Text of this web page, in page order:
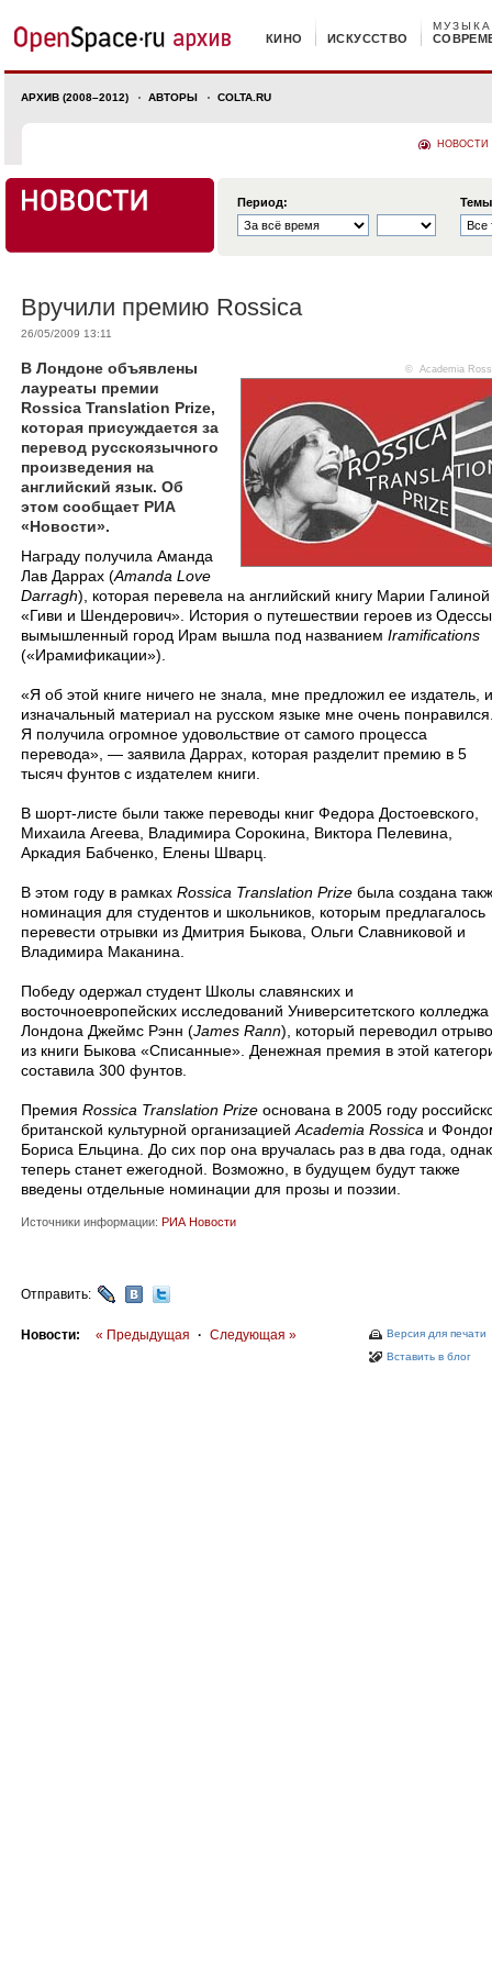
КИНО ИСКУССТВО
МУЗЫКА
АРХИВ (2008–2012) АВТОРЫ COLTA.RU
НОВОСТИ
Период:
Вручили премию Rossica
26/05/2009 13:11
© Academia
В Лондоне объявлены
лауреаты премии
Rossica Translation Prize,
которая присуждается за
перевод русскоязычного
произведения на
английский язык. Об
этом сообщает РИА
«Новости».
Награду получила Аманда
Лав Даррах (Amanda Love
Darragh), которая перевела на английский книгу Марии Галиной
«Гиви и Шендерович». История о путешествии героев из
вымышленный город Ирам вышла под названием Iramifications
(«Ирамификации»).
«Я об этой книге ничего не знала, мне предложил ее издатель, и
изначальный материал на русском языке мне очень
Я получила огромное удовольствие от самого процесса
перевода», — заявила Даррах, которая разделит премию в 5
тысяч фунтов с издателем книги.
В шорт-листе были также переводы книг Федора Достоевского,
Михаила Агеева, Владимира Сорокина, Виктора Пелевина,
Аркадия Бабченко, Елены Шварц.
В этом году в рамках Rossica Translation Prize была создана
номинация для студентов и школьников, которым предлагалось
перевести отрывки из Дмитрия Быкова, Ольги Славниковой и
Владимира Маканина.
Победу одержал студент Школы славянских и
восточноевропейских исследований Университетского колледжа
Лондона Джеймс Рэнн (James Rann), который переводил
из книги Быкова «Списанные». Денежная премия в этой
составила 300 фунтов.
Премия Rossica Translation Prize основана в 2005 году
британской культурной организацией Academia Rossica и
Бориса Ельцина. До сих пор она вручалась раз в два года,
теперь станет ежегодной. Возможно, в будущем будут также
введены отдельные номинации для прозы и поэзии.
Источники информации: РИА Новости
Отправить:
Версия для печати
Вставить в блог
Новости: « Предыдущая · Следующая »